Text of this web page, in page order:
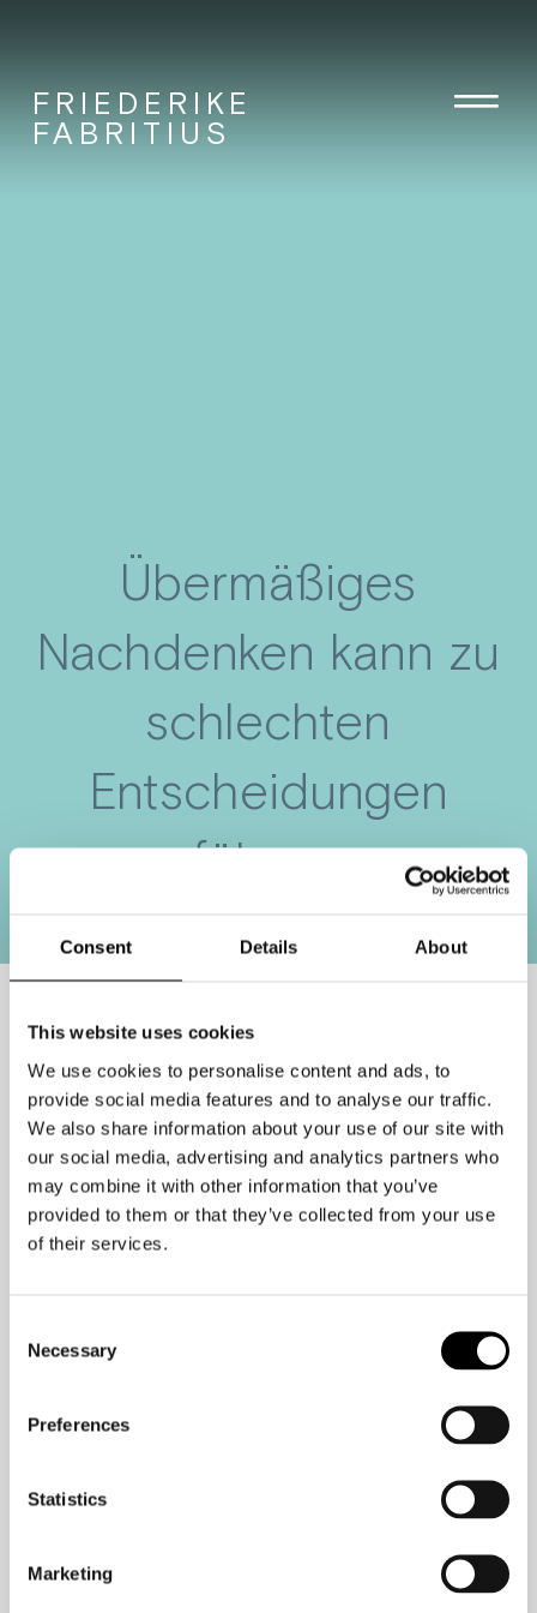
Consent Details About
This website uses cookies
We use cookies to personalise content and ads, to
provide social media features and to analyse our traffic.
We also share information about your use of our site with
our social media, advertising and analytics partners who
may combine it with other information that you’ve
provided to them or that they’ve collected from your use
of their services.
Selection
Necessary
Preferences
Statistics
Marketing
FRIEDERIKE
FABRITIUS
Übermäßiges
Nachdenken kann zu
schlechten
Entscheidungen
führen.
Haben Sie sich jemals durch zu viel
Nachdenken eine gute Gelegenheit
entgehen lassen?
Ich würde wetten, dass die Antwort
„Ja“ lautet, zumindest einmal.
weniger zufrieden mit ihnen.
Manchmal müssen wir einfach unserem
Bauchgefühl vertrauen und unser
Moment abzuschalten.
müssen auf intensiver Prüfung und